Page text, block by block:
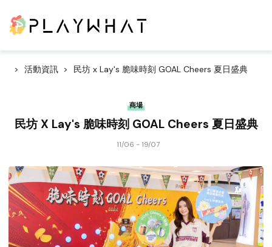
活動資訊 民坊 x Lay's 脆味時刻 GOAL Cheers 夏日盛典
商場
民坊 X Lay's 脆味時刻 GOAL Cheers 夏日盛典
11/06 - 19/07